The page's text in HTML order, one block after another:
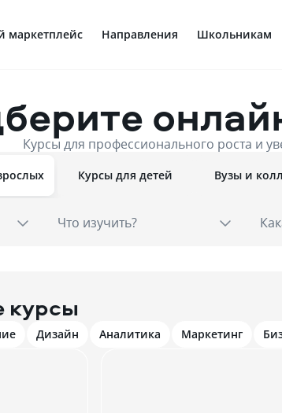
маркетплейс Направления Школьникам
Курсы для профессионального роста и
Курсы для детей Вузы и
Что изучить?
курсы
Дизайн Аналитика Маркетинг